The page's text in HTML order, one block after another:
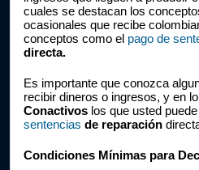
cuales se destacan los
ocasionales que recibe
conceptos como el pago de
directa.
Es importante que conozca
Conactivos los que usted
sentencias de reparación
Condiciones Mínimas para